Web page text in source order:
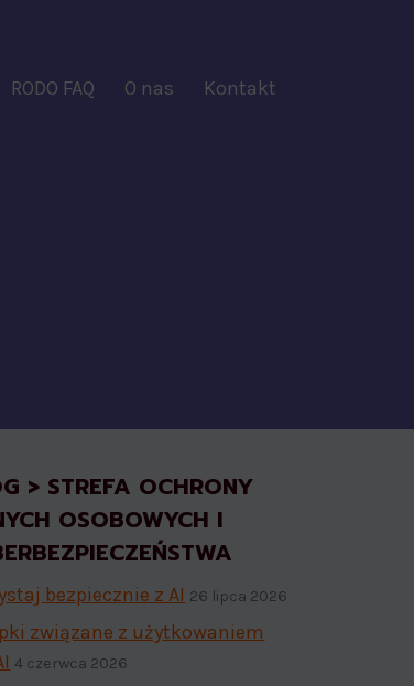
RODO FAQ O nas Kontakt
> STREFA OCHRONY
OSOBOWYCH I
bezpiecznie z AI 26 lipca 2026
związane z użytkowaniem
4 czerwca 2026